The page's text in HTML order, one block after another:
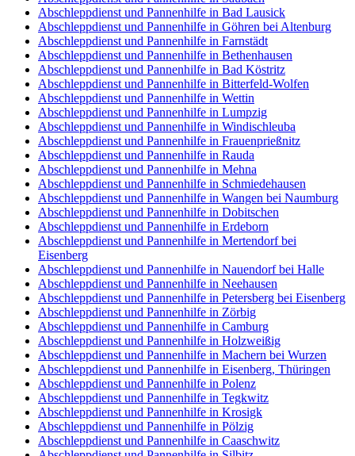
Abschleppdienst und Pannenhilfe in Bad Lausick
Abschleppdienst und Pannenhilfe in Göhren bei Altenburg
Abschleppdienst und Pannenhilfe in Farnstädt
Abschleppdienst und Pannenhilfe in Bethenhausen
Abschleppdienst und Pannenhilfe in Bad Köstritz
Abschleppdienst und Pannenhilfe in Bitterfeld-Wolfen
Abschleppdienst und Pannenhilfe in Wettin
Abschleppdienst und Pannenhilfe in Lumpzig
Abschleppdienst und Pannenhilfe in Windischleuba
Abschleppdienst und Pannenhilfe in Frauenprießnitz
Abschleppdienst und Pannenhilfe in Rauda
Abschleppdienst und Pannenhilfe in Mehna
Abschleppdienst und Pannenhilfe in Schmiedehausen
Abschleppdienst und Pannenhilfe in Wangen bei Naumburg
Abschleppdienst und Pannenhilfe in Dobitschen
Abschleppdienst und Pannenhilfe in Erdeborn
Abschleppdienst und Pannenhilfe in Mertendorf bei
Eisenberg
Abschleppdienst und Pannenhilfe in Nauendorf bei Halle
Abschleppdienst und Pannenhilfe in Neehausen
Abschleppdienst und Pannenhilfe in Petersberg bei Eisenberg
Abschleppdienst und Pannenhilfe in Zörbig
Abschleppdienst und Pannenhilfe in Camburg
Abschleppdienst und Pannenhilfe in Holzweißig
Abschleppdienst und Pannenhilfe in Machern bei Wurzen
Abschleppdienst und Pannenhilfe in Eisenberg, Thüringen
Abschleppdienst und Pannenhilfe in Polenz
Abschleppdienst und Pannenhilfe in Tegkwitz
Abschleppdienst und Pannenhilfe in Krosigk
Abschleppdienst und Pannenhilfe in Pölzig
Abschleppdienst und Pannenhilfe in Caaschwitz